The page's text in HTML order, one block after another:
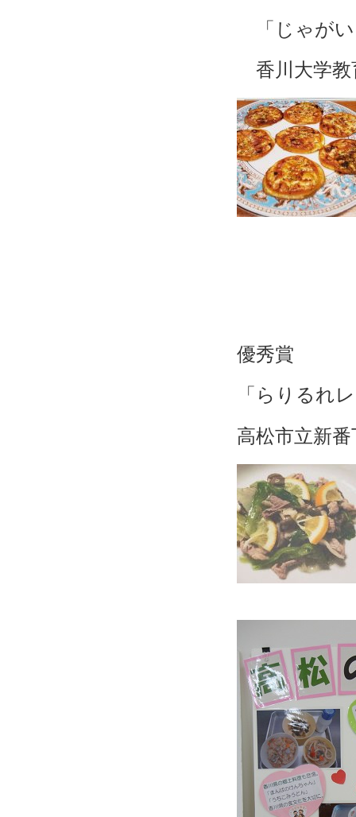
「じゃが
香川大学
優秀賞
「らりるれ
高松市立新